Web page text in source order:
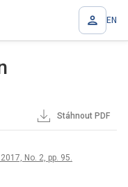
EN
Stáhnout PDF
No. 2, pp. 95.